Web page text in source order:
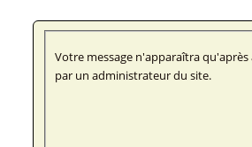
Votre message n'apparaîtra
par un administrateur du site.